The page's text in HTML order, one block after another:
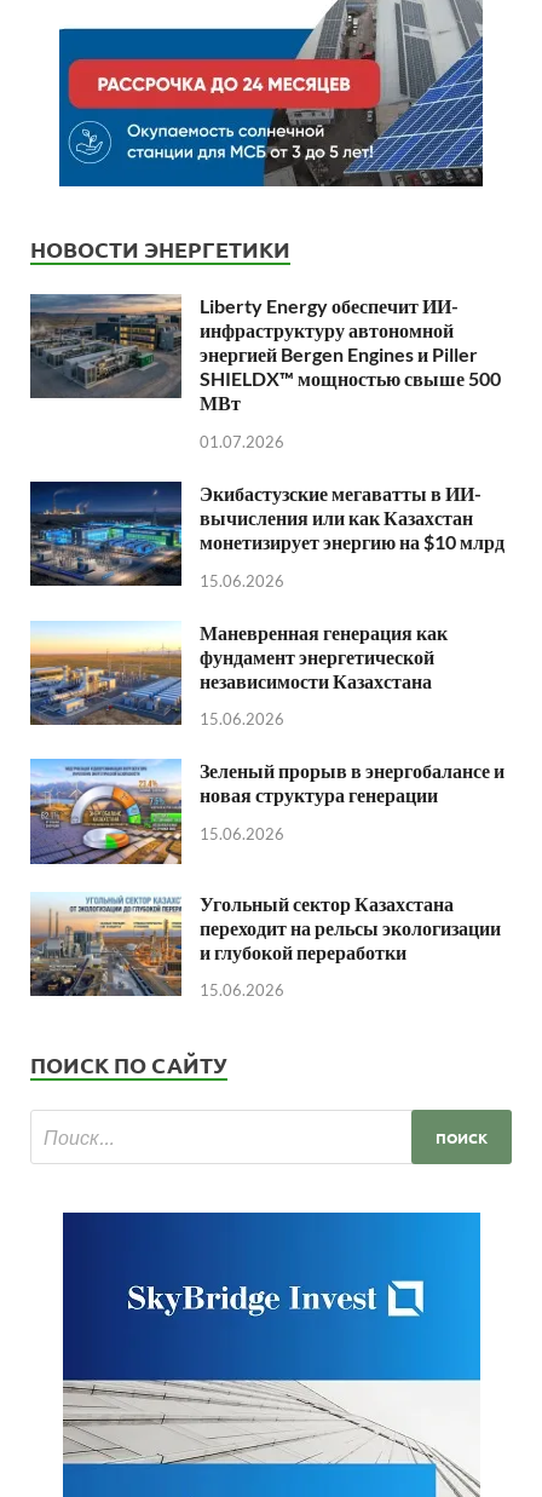
НОВОСТИ ЭНЕРГЕТИКИ
Liberty Energy обеспечит ИИ-
инфраструктуру автономной
энергией Bergen Engines и Piller
SHIELDX™ мощностью свыше 500
МВт
01.07.2026
Экибастузские мегаватты в ИИ-
вычисления или как Казахстан
монетизирует энергию на $10 млрд
15.06.2026
Маневренная генерация как
фундамент энергетической
независимости Казахстана
15.06.2026
Зеленый прорыв в энергобалансе и
новая структура генерации
15.06.2026
Угольный сектор Казахстана
переходит на рельсы экологизации
и глубокой переработки
15.06.2026
ПОИСК ПО САЙТУ